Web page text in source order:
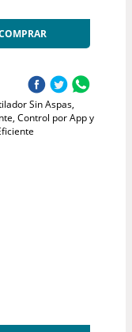
Sin Aspas,
Control por App y